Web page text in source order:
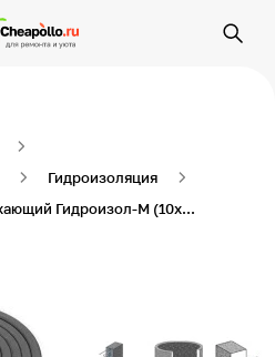
Гидроизоляция
Шнур бентонитовый набухающий Гидроизол-М (10x25 мм) 6,25 м